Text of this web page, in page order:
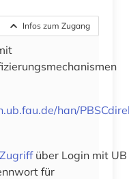
Infos zum Zugang
han/
über Login mit UB
für